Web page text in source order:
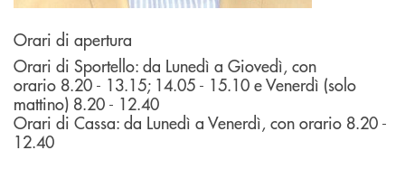
Orari di apertura
Orari di Sportello: da Lunedì a Giovedì, con
orario 8.20 - 13.15; 14.05 - 15.10 e Venerdì (solo
mattino) 8.20 - 12.40
Orari di Cassa: da Lunedì a Venerdì, con orario 8.20 -
12.40